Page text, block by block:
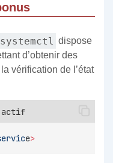
systemctl
dispose
d’obtenir des
vérification de l’état
actif
e>